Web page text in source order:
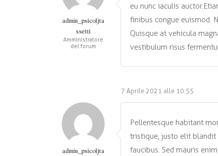
admin_psicoljta
ssetti
Amministratore
del forum
eu nunc iaculis
finibus congue euismod.
Quisque at vehicula
vestibulum risus
7 Aprile 2021 alle 10:55
admin_psicoljta
Pellentesque habitant
tristique, justo elit blandit
faucibus. Sed mauris